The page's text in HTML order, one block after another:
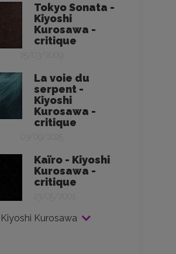
Tokyo Sonata -
Kiyoshi
Kurosawa -
critique
La voie du
serpent -
Kiyoshi
Kurosawa -
critique
Kaïro - Kiyoshi
Kurosawa -
critique
Kiyoshi Kurosawa